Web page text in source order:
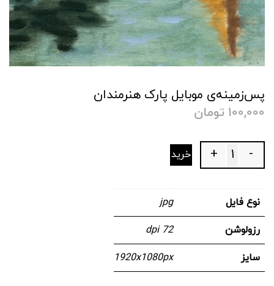
پس‌زمینه‌ی موبایل پارک هنرمندان
100,000 تومان
Quantity -
+ خرید
نوع فایل jpg
رزولوشن 72 dpi
سایز 1920x1080px